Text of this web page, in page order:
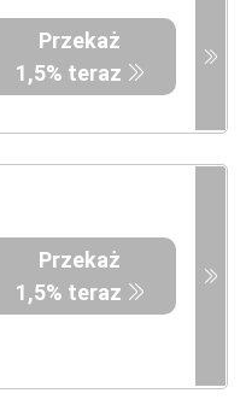
Przekaż
1,5% teraz
Przekaż
1,5% teraz